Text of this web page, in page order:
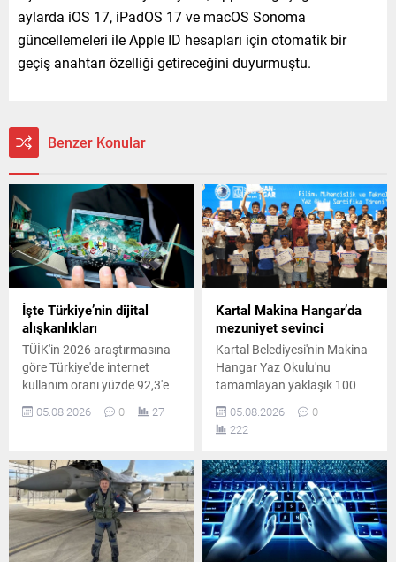
aylarda iOS 17, iPadOS 17 ve macOS Sonoma
güncellemeleri ile Apple ID hesapları için otomatik bir
geçiş anahtarı özelliği getireceğini duyurmuştu.
Benzer Konular
İşte Türkiye’nin dijital
alışkanlıkları
TÜİK'in 2026 araştırmasına
göre Türkiye'de internet
kullanım oranı yüzde 92,3'e
yükseldi. En çok kullanılan
sosyal medya ve
05.08.2026 0 27
Kartal Makina Hangar’da
mezuniyet sevinci
Kartal Belediyesi'nin Makina
Hangar Yaz Okulu'nu
tamamlayan yaklaşık 100
öğrenci, düzenlenen törenle
sertifikalarını aldı.
Programda robotik kodlama
çıktı.
05.08.2026
0
222